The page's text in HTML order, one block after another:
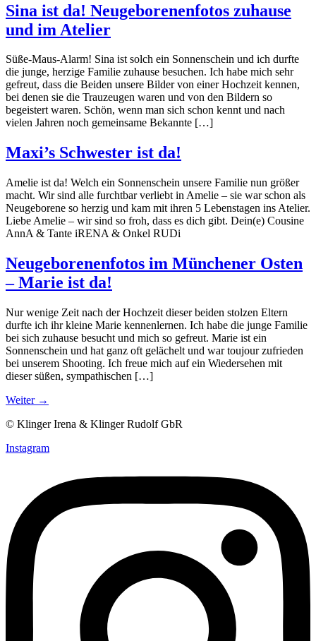
Sina ist da! Neugeborenenfotos zuhause
und im Atelier
Süße-Maus-Alarm! Sina ist solch ein Sonnenschein und ich durfte
die junge, herzige Familie zuhause besuchen. Ich habe mich sehr
gefreut, dass die Beiden unsere Bilder von einer Hochzeit kennen,
bei denen sie die Trauzeugen waren und von den Bildern so
begeistert waren. Schön, wenn man sich schon kennt und nach
vielen Jahren noch gemeinsame Bekannte […]
Maxi’s Schwester ist da!
Amelie ist da! Welch ein Sonnenschein unsere Familie nun größer
macht. Wir sind alle furchtbar verliebt in Amelie – sie war schon als
Neugeborene so herzig und kam mit ihren 5 Lebenstagen ins Atelier.
Liebe Amelie – wir sind so froh, dass es dich gibt. Dein(e) Cousine
AnnA & Tante iRENA & Onkel RUDi
Neugeborenenfotos im Münchener Osten
– Marie ist da!
Nur wenige Zeit nach der Hochzeit dieser beiden stolzen Eltern
durfte ich ihr kleine Marie kennenlernen. Ich habe die junge Familie
bei sich zuhause besucht und mich so gefreut. Marie ist ein
Sonnenschein und hat ganz oft gelächelt und war toujour zufrieden
bei unserem Shooting. Ich freue mich auf ein Wiedersehen mit
dieser süßen, sympathischen […]
Weiter →
© Klinger Irena & Klinger Rudolf GbR
Instagram